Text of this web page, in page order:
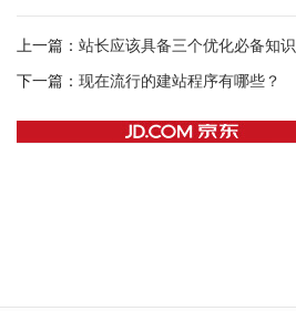
上一篇： 站长应该具备三个优化必备知识
下一篇： 现在流行的建站程序有哪些？